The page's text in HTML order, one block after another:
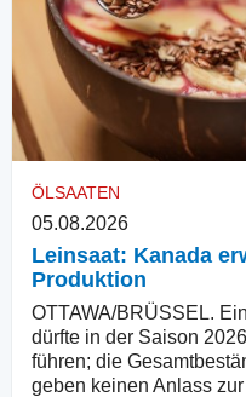
ÖLSAATEN
05.08.2026
Leinsaat: Kanada
Produktion
OTTAWA/BRÜSSEL.
dürfte in der Saison
führen; die
geben keinen Anlass